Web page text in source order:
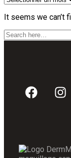
It seems we can’t